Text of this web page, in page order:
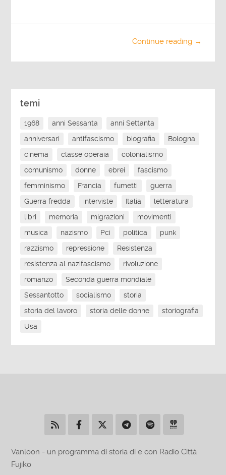
Continue reading →
temi
1968 anni Sessanta
anni Settanta
anniversari
antifascismo biografia
Bologna
cinema
classe operaia
colonialismo
comunismo
donne ebrei
fascismo
femminismo
Francia fumetti
guerra
Guerra fredda
interviste Italia
letteratura
libri
memoria migrazioni
movimenti
musica
nazismo Pci politica
punk
razzismo
repressione
Resistenza
resistenza al nazifascismo
rivoluzione
romanzo
Seconda guerra mondiale
Sessantotto
socialismo
storia
storia del lavoro
storia delle donne
storiografia
Usa
Vanloon - un programma di storia di e con Radio Città
Fujiko